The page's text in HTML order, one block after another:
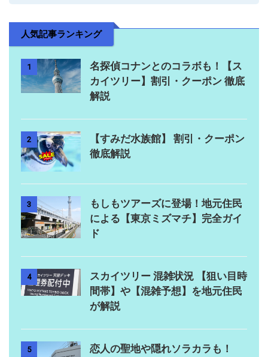
人気記事ランキング
1
名探偵コナンとのコラボも！【ス
カイツリー】割引・クーポン 徹底
解説
2
【すみだ水族館】 割引・クーポン
徹底解説
3
もしもツアーズに登場！地元住民
による【東京ミズマチ】完全ガイ
ド
4
スカイツリー 混雑状況 【狙い目時
間帯】や【混雑予想】を地元住民
が解説
5
恋人の聖地や隠れソラカラも！